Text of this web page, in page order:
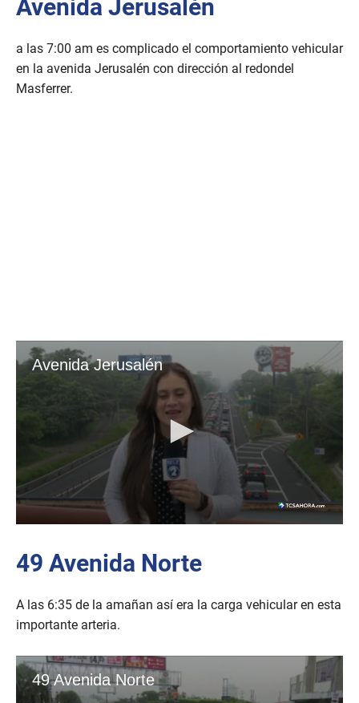
Avenida Jerusalén
a las 7:00 am es complicado el comportamiento vehicular
en la avenida Jerusalén con dirección al redondel
Masferrer.
49 Avenida Norte
A las 6:35 de la amañan así era la carga vehicular en esta
importante arteria.